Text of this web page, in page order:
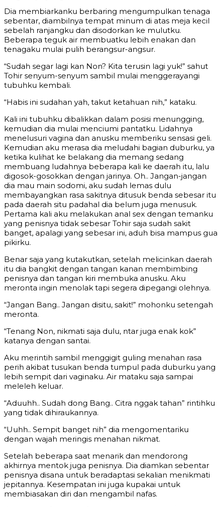
Dia membiarkanku berbaring mengumpulkan tenaga
sebentar, diambilnya tempat minum di atas meja kecil
sebelah ranjangku dan disodorkan ke mulutku.
Beberapa teguk air membuatku lebih enakan dan
tenagaku mulai pulih berangsur-angsur.
“Sudah segar lagi kan Non? Kita terusin lagi yuk!” sahut
Tohir senyum-senyum sambil mulai menggerayangi
tubuhku kembali.
“Habis ini sudahan yah, takut ketahuan nih,” kataku.
Kali ini tubuhku dibalikkan dalam posisi menungging,
kemudian dia mulai menciumi pantatku. Lidahnya
menelusuri vagina dan anusku memberiku sensasi geli.
Kemudian aku merasa dia meludahi bagian duburku, ya
ketika kulihat ke belakang dia memang sedang
membuang ludahnya beberapa kali ke daerah itu, lalu
digosok-gosokkan dengan jarinya. Oh.. Jangan-jangan
dia mau main sodomi, aku sudah lemas dulu
membayangkan rasa sakitnya ditusuk benda sebesar itu
pada daerah situ padahal dia belum juga menusuk.
Pertama kali aku melakukan anal sex dengan temanku
yang penisnya tidak sebesar Tohir saja sudah sakit
banget, apalagi yang sebesar ini, aduh bisa mampus gua
pikirku.
Benar saja yang kutakutkan, setelah melicinkan daerah
itu dia bangkit dengan tangan kanan membimbing
penisnya dan tangan kiri membuka anusku. Aku
meronta ingin menolak tapi segera dipegangi olehnya.
“Jangan Bang.. Jangan disitu, sakit!” mohonku setengah
meronta.
“Tenang Non, nikmati saja dulu, ntar juga enak kok”
katanya dengan santai.
Aku merintih sambil menggigit guling menahan rasa
perih akibat tusukan benda tumpul pada duburku yang
lebih sempit dari vaginaku. Air mataku saja sampai
meleleh keluar.
“Aduuhh.. Sudah dong Bang.. Citra nggak tahan” rintihku
yang tidak dihiraukannya.
“Uuhh.. Sempit banget nih” dia mengomentariku
dengan wajah meringis menahan nikmat.
Setelah beberapa saat menarik dan mendorong
akhirnya mentok juga penisnya. Dia diamkan sebentar
penisnya disana untuk beradaptasi sekalian menikmati
jepitannya. Kesempatan ini juga kupakai untuk
membiasakan diri dan mengambil nafas.